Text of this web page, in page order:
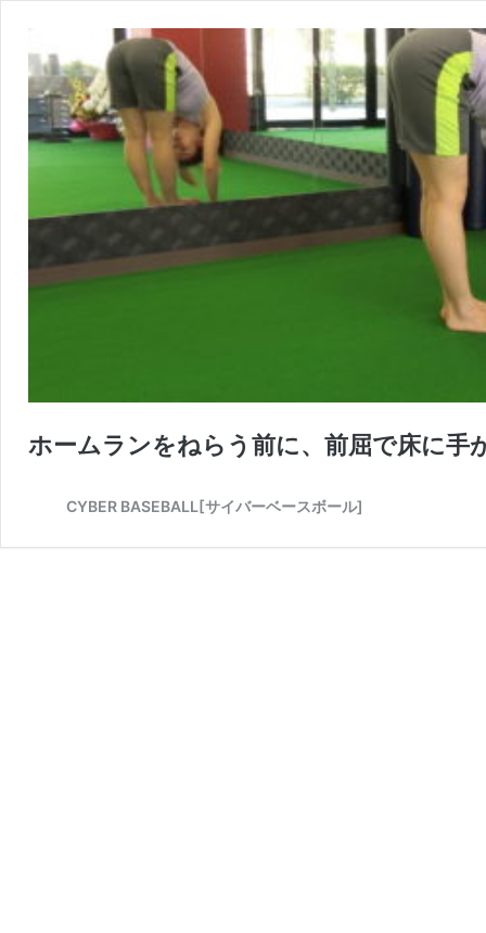
ホームランをねらう前に、前屈で床に手
CYBER BASEBALL[サイバーベースボール]